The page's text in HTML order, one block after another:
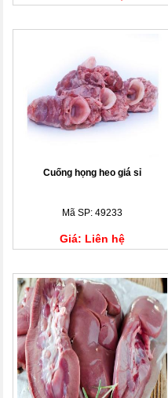
Cuống họng heo giá sỉ
Mã SP: 49233
Giá: Liên hệ